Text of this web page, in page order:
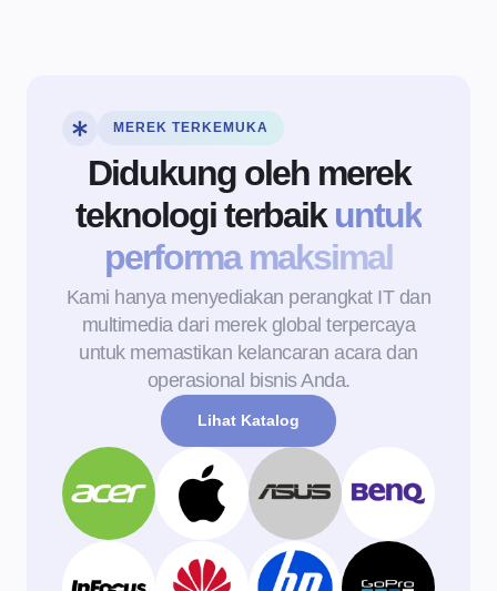
MEREK TERKEMUKA
Didukung oleh merek
teknologi terbaikuntuk
performa maksimal
Kami hanya menyediakan perangkat IT dan
multimedia dari merek global terpercaya
untuk memastikan kelancaran acara dan
operasional bisnis Anda.
Lihat Katalog